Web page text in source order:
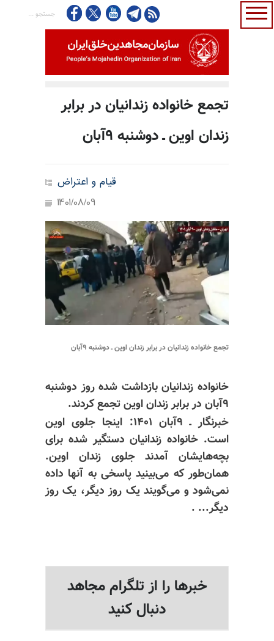
تجمع خانواده زندانیان در برابر
زندان اوین ـ دوشنبه ۹آبان
قیام و اعتراض
1401/08/09
تجمع خانواده زندانیان در برابر زندان اوین ـ دوشنبه ۹آبان
خانواده زندانیان بازداشت شده روز دوشنبه
۹آبان در برابر زندان اوین تجمع کردند.
خبرنگار ـ ۹آبان ۱۴۰۱: اینجا جلوی اوین
است. خانواده زندانیان دستگیر شده برای
بچه‌هایشان آمدند جلوی زندان اوین.
همان‌طور که می‌بینید پاسخی به آنها داده
نمی‌شود و می‌گویند یک روز دیگر، یک روز
دیگر... .
خبرها را از تلگرام مجاهد
دنبال کنید